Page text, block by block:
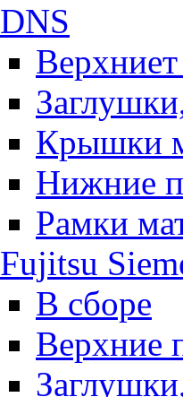
DNS
Крышки
Нижние
Рамки
Fujitsu
В сборе
Верхние